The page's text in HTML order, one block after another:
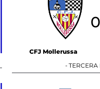
CFJ Mollerussa
0
- TERCERA